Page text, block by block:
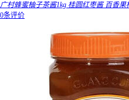
广村蜂蜜柚子茶酱1kg 桂圆红枣酱 百香
0条评价